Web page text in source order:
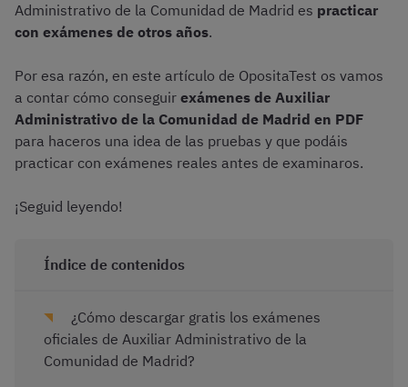
Administrativo de la Comunidad de Madrid es practicar
con exámenes de otros años.
Por esa razón, en este artículo de OpositaTest os vamos
a contar cómo conseguir exámenes de Auxiliar
Administrativo de la Comunidad de Madrid en PDF
para haceros una idea de las pruebas y que podáis
practicar con exámenes reales antes de examinaros.
¡Seguid leyendo!
Índice de contenidos
¿Cómo descargar gratis los exámenes
oficiales de Auxiliar Administrativo de la
Comunidad de Madrid?